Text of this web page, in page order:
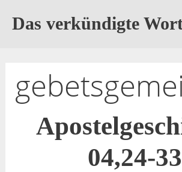
InhaltDas verkündigte
04,24-33